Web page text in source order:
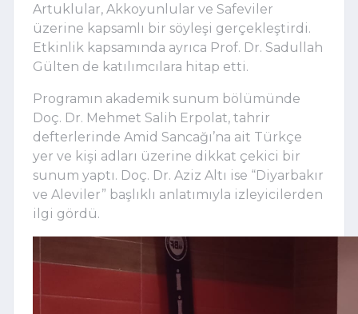
Artuklular, Akkoyunlular ve Safeviler
üzerine kapsamlı bir söyleşi gerçekleştirdi.
Etkinlik kapsamında ayrıca Prof. Dr. Sadullah
Gülten de katılımcılara hitap etti.
Programın akademik sunum bölümünde
Doç. Dr. Mehmet Salih Erpolat, tahrir
defterlerinde Amid Sancağı’na ait Türkçe
yer ve kişi adları üzerine dikkat çekici bir
sunum yaptı. Doç. Dr. Aziz Altı ise “Diyarbakır
ve Aleviler” başlıklı anlatımıyla izleyicilerden
ilgi gördü.